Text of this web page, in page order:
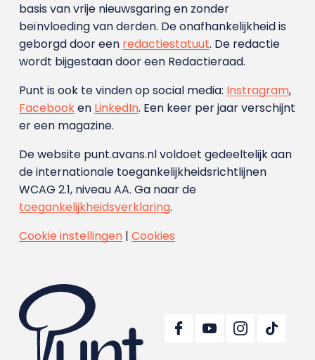
basis van vrije nieuwsgaring en zonder
beïnvloeding van derden. De onafhankelijkheid is
geborgd door een redactiestatuut. De redactie
wordt bijgestaan door een Redactieraad.
Punt is ook te vinden op social media: Instragram,
Facebooken LinkedIn. Een keer per jaar verschijnt
er een magazine.
De website punt.avans.nl voldoet gedeeltelijk aan
de internationale toegankelijkheidsrichtlijnen
WCAG 2.1, niveau AA. Ga naar de
toegankelijkheidsverklaring.
Cookie instellingen| Cookies